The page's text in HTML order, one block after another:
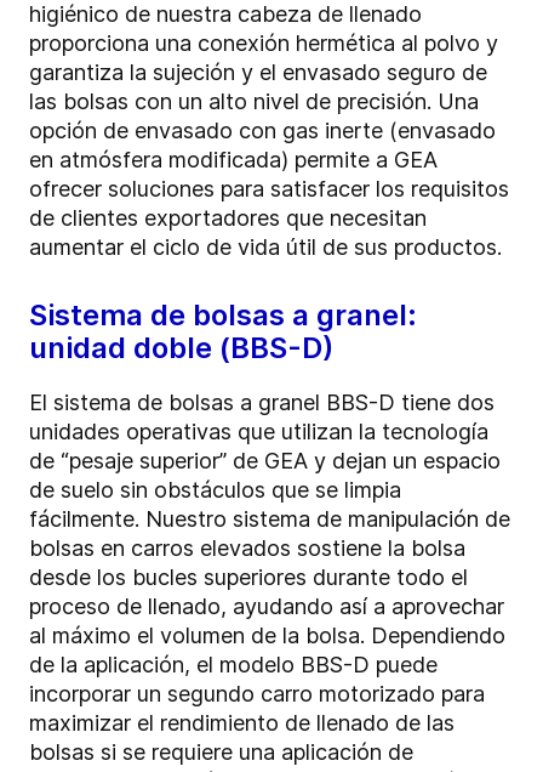
higiénico de nuestra cabeza de llenado
proporciona una conexión hermética al polvo y
garantiza la sujeción y el envasado seguro de
las bolsas con un alto nivel de precisión. Una
opción de envasado con gas inerte (envasado
en atmósfera modificada) permite a GEA
ofrecer soluciones para satisfacer los requisitos
de clientes exportadores que necesitan
aumentar el ciclo de vida útil de sus productos.
Sistema de bolsas a granel:
unidad doble (BBS-D)
El sistema de bolsas a granel BBS-D tiene dos
unidades operativas que utilizan la tecnología
de “pesaje superior” de GEA y dejan un espacio
de suelo sin obstáculos que se limpia
fácilmente. Nuestro sistema de manipulación de
bolsas en carros elevados sostiene la bolsa
desde los bucles superiores durante todo el
proceso de llenado, ayudando así a aprovechar
al máximo el volumen de la bolsa. Dependiendo
de la aplicación, el modelo BBS-D puede
incorporar un segundo carro motorizado para
maximizar el rendimiento de llenado de las
bolsas si se requiere una aplicación de